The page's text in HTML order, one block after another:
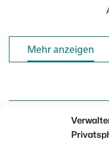
Mehr anzeigen
Mehr anzeigen